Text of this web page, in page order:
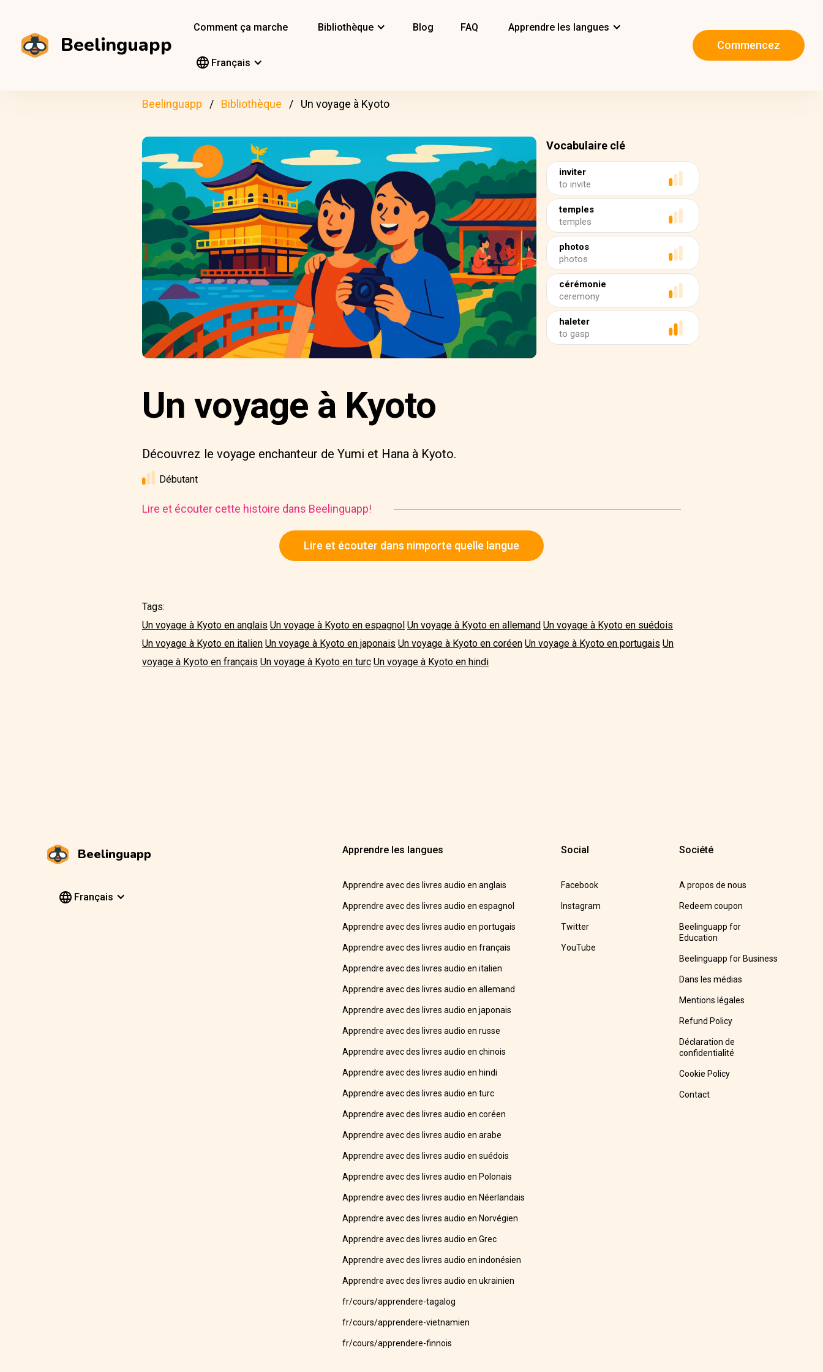
Beelinguapp
Comment ça marche Bibliothèque Blog FAQ Apprendre les langues
Français
Commencez
Beelinguapp Bibliothèque Un voyage à Kyoto
Vocabulaire clé
inviter
to invite
temples
temples
photos
photos
cérémonie
ceremony
haleter
to gasp
Un voyage à Kyoto
Découvrez le voyage enchanteur de Yumi et Hana à Kyoto.
Débutant
Lire et écouter cette histoire dans Beelinguapp!
Lire et écouter dans nimporte quelle langue
Tags:
Un voyage à Kyoto en anglais Un voyage à Kyoto en espagnol Un voyage à Kyoto en allemand Un voyage à Kyoto en suédois
Un voyage à Kyoto en italien Un voyage à Kyoto en japonais Un voyage à Kyoto en coréen Un voyage à Kyoto en portugais Un
voyage à Kyoto en français Un voyage à Kyoto en turc Un voyage à Kyoto en hindi
Beelinguapp
Français
Apprendre les langues
Apprendre avec des livres audio en anglais
Apprendre avec des livres audio en espagnol
Apprendre avec des livres audio en portugais
Apprendre avec des livres audio en français
Apprendre avec des livres audio en italien
Apprendre avec des livres audio en allemand
Apprendre avec des livres audio en japonais
Apprendre avec des livres audio en russe
Apprendre avec des livres audio en chinois
Apprendre avec des livres audio en hindi
Apprendre avec des livres audio en turc
Apprendre avec des livres audio en coréen
Apprendre avec des livres audio en arabe
Apprendre avec des livres audio en suédois
Apprendre avec des livres audio en Polonais
Apprendre avec des livres audio en Néerlandais
Apprendre avec des livres audio en Norvégien
Apprendre avec des livres audio en Grec
Apprendre avec des livres audio en indonésien
Apprendre avec des livres audio en ukrainien
fr/cours/apprendere-tagalog
fr/cours/apprendere-vietnamien
fr/cours/apprendere-finnois
Social
Facebook
Instagram
Twitter
YouTube
Société
A propos de nous
Redeem coupon
Beelinguapp for
Education
Beelinguapp for Business
Dans les médias
Mentions légales
Refund Policy
Déclaration de
confidentialité
Cookie Policy
Contact